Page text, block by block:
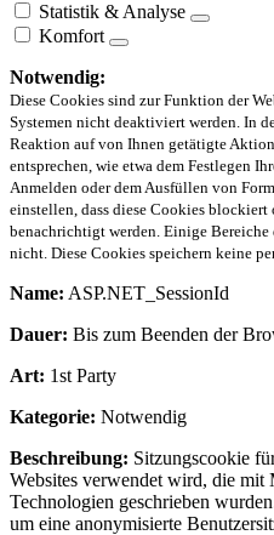
Statistik & Analyse
Komfort
Notwendig:
Diese Cookies sind zur Funktion der
Systemen nicht deaktiviert werden. In
Reaktion auf von Ihnen getätigte
entsprechen, wie etwa dem Festlegen
Anmelden oder dem Ausfüllen von
einstellen, dass diese Cookies blockiert
benachrichtigt werden. Einige
nicht. Diese Cookies speichern keine
Name: ASP.NET_SessionId
Dauer: Bis zum Beenden der
Art: 1st Party
Kategorie: Notwendig
Beschreibung: Sitzungscookie
Websites verwendet wird, die mit
Technologien geschrieben
um eine anonymisierte